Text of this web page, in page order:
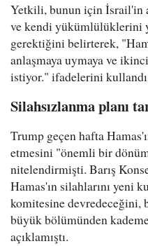
Yetkili, bunun için İsrail'in
ve kendi yükümlülüklerini
gerektiğini belirterek,
anlaşmaya uymaya ve
istiyor." ifadelerini
Silahsızlanma planı
Trump geçen hafta
etmesini "önemli bir
nitelendirmişti. Barış
Hamas'ın silahlarını yeni
komitesine devredeceğini,
büyük bölümünden
açıklamıştı.